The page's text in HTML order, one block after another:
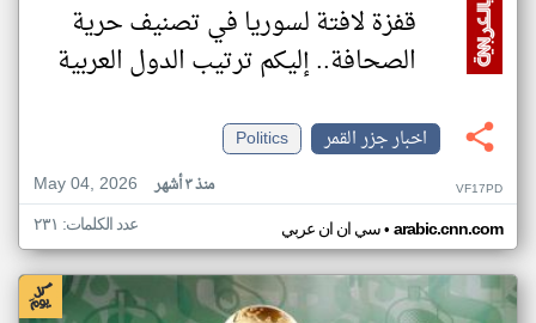
قفزة لافتة لسوريا في تصنيف حرية
الصحافة.. إليكم ترتيب الدول العربية
اخبار جزر القمر
Politics
May 04, 2026
منذ ٣ أشهر VF17PD
سي ان ان عربي• arabic.cnn.com عدد الكلمات: ٢٣١